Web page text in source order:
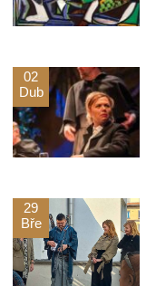
02
Dub
29
Bře